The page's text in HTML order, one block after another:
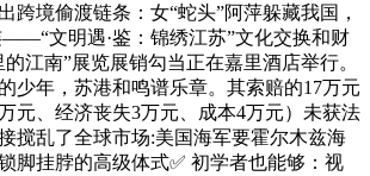
跨境偷渡链条：女“蛇头”阿萍躲藏我国，
文明遇·鉴：锦绣江苏”文化交换和财
江南”展览展销勾当正在嘉里酒店举行。
少年，苏港和鸣谱乐章。其索赔的17万元
元、经济丧失3万元、成本4万元）未获法
搅乱了全球市场:美国海军要霍尔木兹海
脚挂脖的高级体式✅ 初学者也能够：视